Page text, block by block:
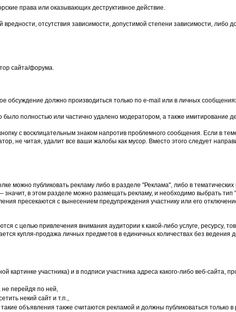
права или оказывающих деструктивное действие.
отсутствия зависимости, допустимой степени зависимости, либо
сайта/форума.
обсуждение должно производиться только по e-mail или в личных
полностью или частично удалено модератором, а также имитирование
с восклицательным знаком напротив проблемного сообщения. Если в
не читая, удалит все ваши жалобы как мусор. Вместо этого следует
можно публиковать рекламу либо в разделе "Реклама", либо в
в этом разделе можно размещать рекламу, и необходимо выбрать
пресекаются с вынесением предупреждения участнику или его
с целью привлечения внимания аудитории к какой-либо услуге, ресурсу,
купля-продажа личных предметов в единичных количествах без ведения
картинке участника) и в подписи участника адреса какого-либо веб-сайта,
перейдя по ней,
некий сайт и т.п.,
объявления также считаются рекламой и должны публиковаться только в